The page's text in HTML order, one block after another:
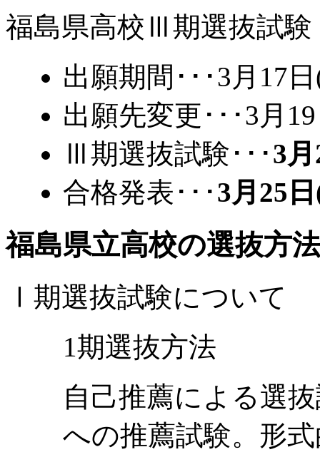
福島県高校Ⅲ期選抜試験
出願期間･･･3月17
出願先変更･･･3月
Ⅲ期選抜試験･･･3
合格発表･･･3月25
福島県立高校の選抜方
Ⅰ期選抜試験について
1期選抜方法
自己推薦による選
への推薦試験。形